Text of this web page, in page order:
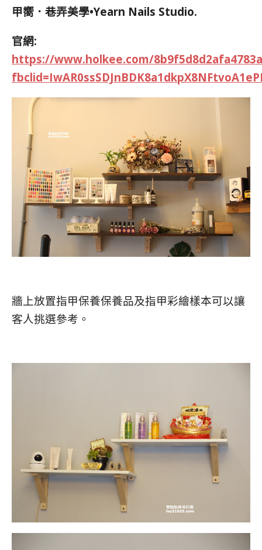
甲嚮．巷弄美學•Yearn Nails Studio.
官網:
https://www.holkee.com/
牆上放置指甲保養保養品及指甲彩繪樣本可以讓
客人挑選參考。